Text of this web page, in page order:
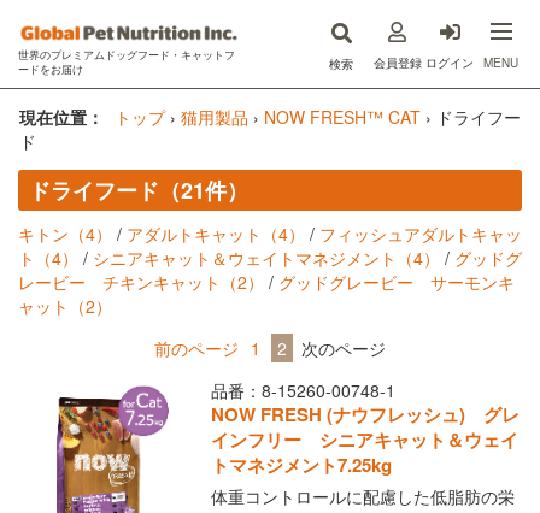
世界のプレミアムドッグフード・キャットフ
ードをお届け
検索 会員登録 ログイン
now fresh(ナウフレッシュ)
GO!SOLUTIONS(ゴー)
キットキャット
フードを探す
原材料ハンドブック
Instagram
MENU
現在位置： トップ› 猫用製品 › NOW FRESH™ CAT › ドライフー
ド
ドライフード（21件）
キトン（4） / アダルトキャット（4） / フィッシュアダルトキャッ
ト（4）
/ シニアキャット＆ウェイトマネジメント（4） / グッドグ
レービー チキンキャット（2）
/ グッドグレービー サーモンキ
ャット（2）
前のページ 1 2
次のページ
品番：8-15260-00748-1
NOW FRESH (ナウフレッシュ) グレ
インフリー シニアキャット＆ウェイ
トマネジメント7.25kg
体重コントロールに配慮した低脂肪の栄